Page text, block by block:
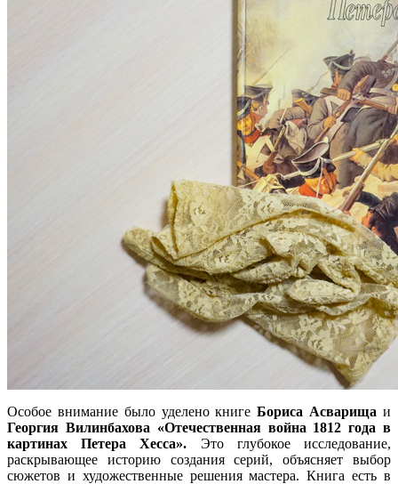
Особое внимание было уделено книгеБориса Асварища и
Георгия Вилинбахова «Отечественная война 1812 года в
картинах Петера Хесса». Это глубокое исследование,
раскрывающее историю создания серий, объясняет выбор
сюжетов и художественные решения мастера. Книга есть в